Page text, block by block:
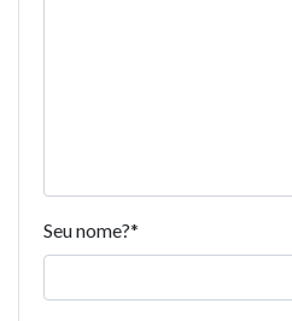
Seu nome?*